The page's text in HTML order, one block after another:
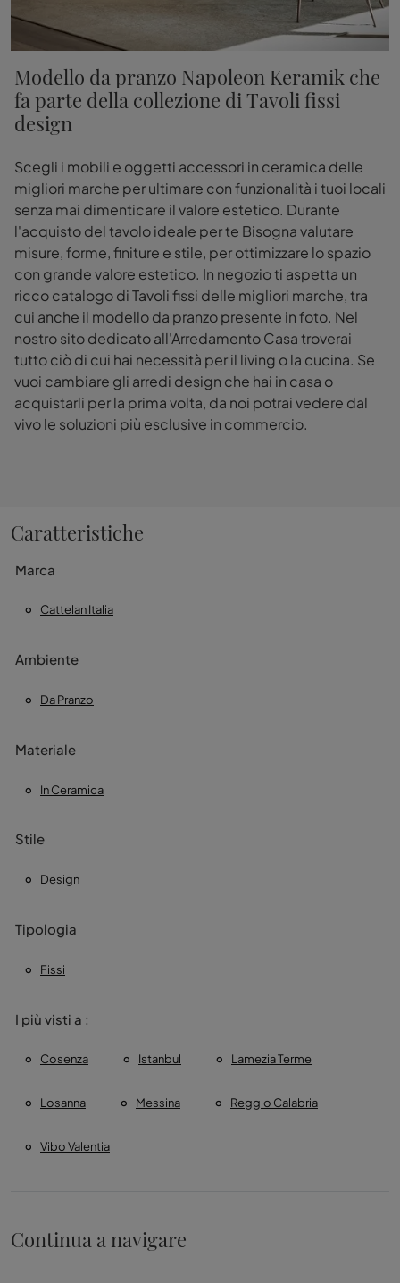
Modello da pranzo Napoleon Keramik che
fa parte della collezione di Tavoli fissi
design
Scegli i mobili e oggetti accessori in ceramica delle
migliori marche per ultimare con funzionalità i tuoi locali
senza mai dimenticare il valore estetico. Durante
l'acquisto del tavolo ideale per te Bisogna valutare
misure, forme, finiture e stile, per ottimizzare lo spazio
con grande valore estetico. In negozio ti aspetta un
ricco catalogo di Tavoli fissi delle migliori marche, tra
cui anche il modello da pranzo presente in foto. Nel
nostro sito dedicato all'Arredamento Casa troverai
tutto ciò di cui hai necessità per il living o la cucina. Se
vuoi cambiare gli arredi design che hai in casa o
acquistarli per la prima volta, da noi potrai vedere dal
vivo le soluzioni più esclusive in commercio.
Caratteristiche
Marca
Cattelan Italia
Ambiente
Da Pranzo
Materiale
In Ceramica
Stile
Design
Tipologia
Fissi
I più visti a :
Cosenza Istanbul Lamezia Terme
Losanna Messina Reggio Calabria
Vibo Valentia
Continua a navigare